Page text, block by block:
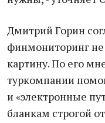
Дмитрий Горин
финмониторинг
картину. По его
туркомпании
и «электронные
бланкам строгой